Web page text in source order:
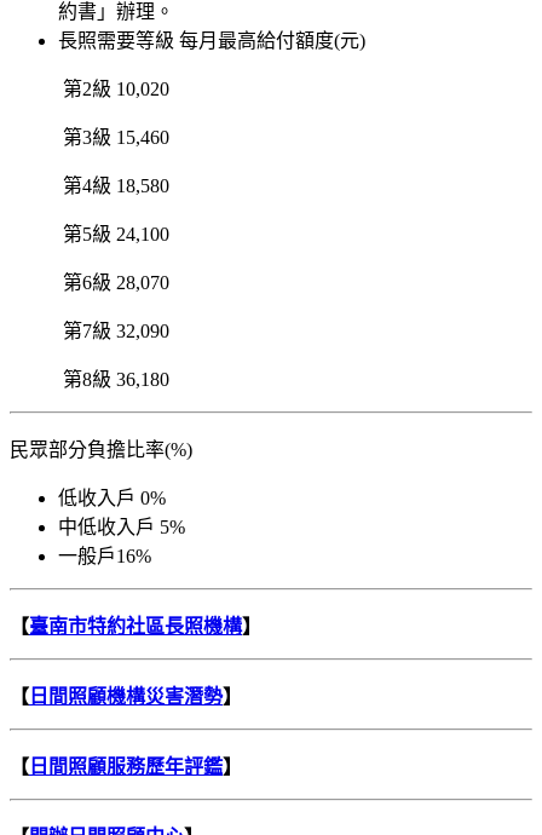
約書」辦理。
長照需要等級 每月最高給付額度(元)
第2級 10,020
第3級 15,460
第4級 18,580
第5級 24,100
第6級 28,070
第7級 32,090
第8級 36,180
民眾部分負擔比率(%)
低收入戶 0%
中低收入戶 5%
一般戶16%
【臺南市特約社區長照機構】
【 日間照顧機構災害潛勢】
【 日間照顧服務歷年評鑑】